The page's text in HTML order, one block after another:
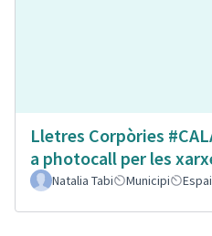
Lletres Corpòries
a photocall per les
Natalia Tabi Municipi